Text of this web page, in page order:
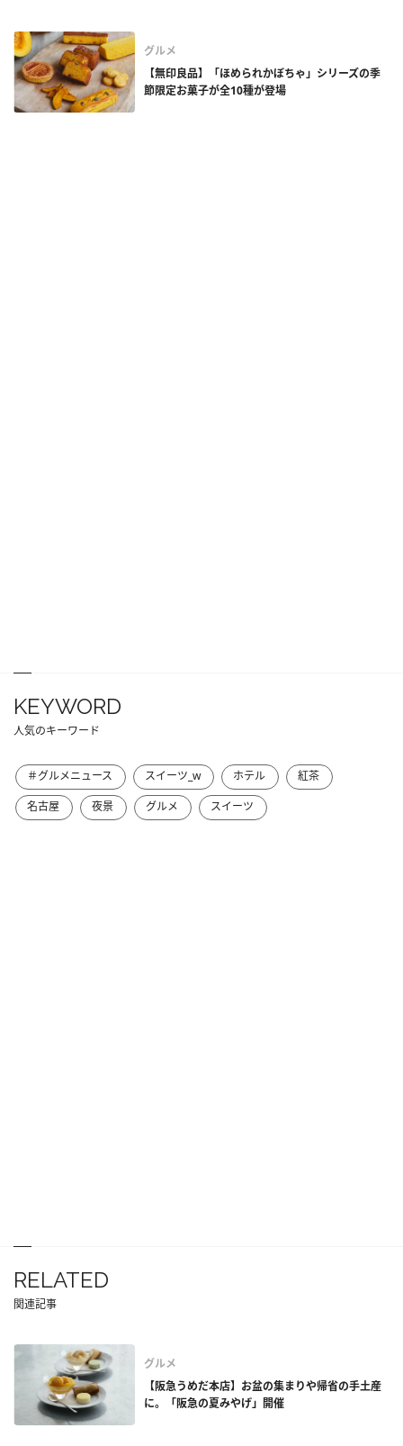
グルメ
【無印良品】「ほめられかぼちゃ」シリーズの季
節限定お菓子が全10種が登場
KEYWORD
人気のキーワード
＃グルメニュース スイーツ_w ホテル
紅茶
名古屋
夜景 グルメ スイーツ
RELATED
関連記事
グルメ
【阪急うめだ本店】お盆の集まりや帰省の手土産
に。「阪急の夏みやげ」開催